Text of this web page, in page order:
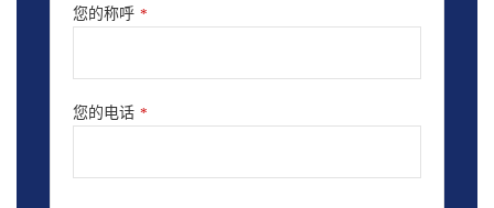
您的称呼 *
您的电话 *